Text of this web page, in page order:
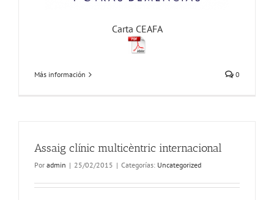
Carta CEAFA
Más información 0
Assaig clínic multicèntric internacional
Por admin | 25/02/2015 | Categorías: Uncategorized